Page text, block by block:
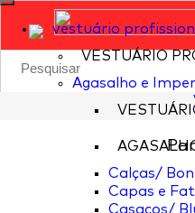
vestuário
VESTUÁRIO
Agasalho e
Calças/
Capas e
Casacos/